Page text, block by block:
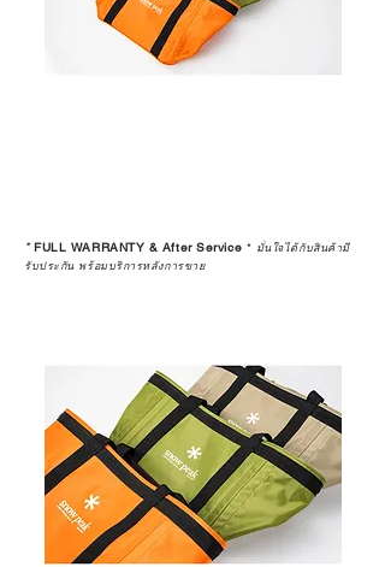
*FULL WARRANTY & After Service * มั่นใจได้กับสินค้ามี
รับประกัน พร้อมบริการหลังการขาย